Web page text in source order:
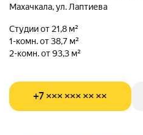
Махачкала, ул. Лаптиева
Студии от 21,8 м²
1-комн. от 38,7 м²
2-комн. от 93,3 м²
+7 ××× ××× ×× ××